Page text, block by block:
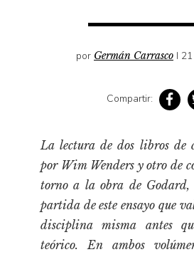
Historia material de los libros
Medioambiente
Narrativas visuales
Pensamiento
Pensamiento ilustrado
por Germán Carrasco I
Compartir:
La lectura de dos libros de
por Wim Wenders y otro de
torno a la obra de Godard,
partida de este ensayo que
disciplina misma antes
teórico. En ambos